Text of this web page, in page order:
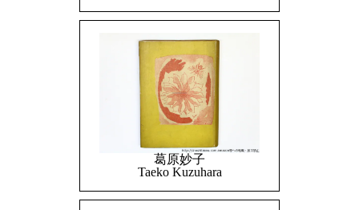
葛原妙子
Taeko Kuzuhara